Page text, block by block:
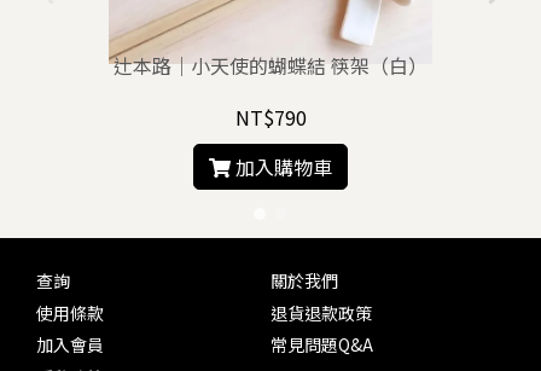
辻本路｜小天使的蝴蝶結 筷架（白）
NT$790
加入購物車
查詢
關於我們
使用條款
退貨退款政策
加入會員
常見問題Q&A